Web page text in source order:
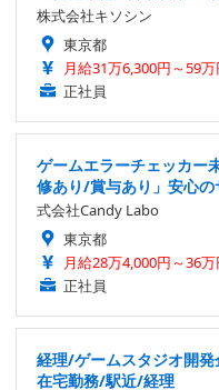
株式会社キソシン
東京都
月給31万6,300円～59万
正社員
ゲームエラーチェッカー
修あり/賞与あり」安心
式会社Candy Labo
東京都
月給28万4,000円～36万
正社員
経理/ゲームスタジオ開
在宅勤務/駅近/経理